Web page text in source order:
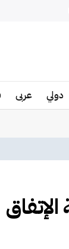
دولي عربى